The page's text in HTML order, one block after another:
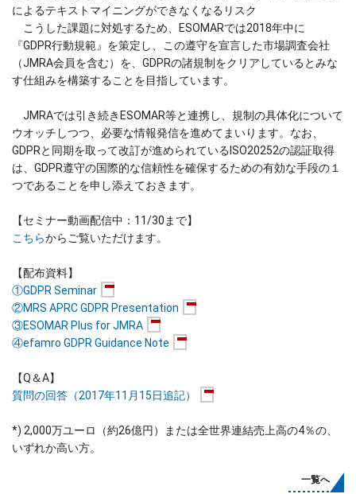
によるテキストマイニングができなくなるリスク
こうした課題に対処するため、ESOMARでは2018年中に
『GDPR行動規範』を策定し、この遵守を宣言した市場調査会社
（JMRA会員を含む）を、GDPRの諸規制をクリアしているとみな
す仕組みを構築することを目指しています。
JMRAでは引き続きESOMAR等と連携し、規制の具体化について
ウオッチしつつ、必要な情報発信を進めてまいります。なお、
GDPRと同期を取って改訂が進められているISO20252の認証取得
は、GDPR遵守の国際的な信頼性を確保するための有効な手段の１
つであることを申し添えておきます。
【セミナー動画配信中：11/30まで】
こちらからご覧いただけます。
【配布資料】
①GDPR Seminar
②MRS APRC GDPR Presentation
③ESOMAR Plus for JMRA
④efamro GDPR Guidance Note
【Q＆A】
質問の回答（2017年11月15日追記）
*) 2,000万ユーロ（約26億円）または全世界連結売上高の4％の、
いずれか高い方。
一覧へ